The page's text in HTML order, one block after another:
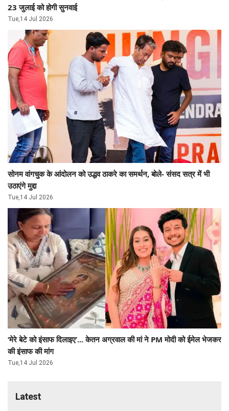
23 जुलाई को होगी सुनवाई
Tue,14 Jul 2026
सोनम वांगचुक के आंदोलन को उद्धव ठाकरे का समर्थन, बोले- संसद सत्र में भी
उठाएंगे मुद्दा
Tue,14 Jul 2026
‘मेरे बेटे को इंसाफ दिलाइए’... केतन अग्रवाल की मां ने PM मोदी को ईमेल भेजकर
की इंसाफ की मांग
Tue,14 Jul 2026
Latest